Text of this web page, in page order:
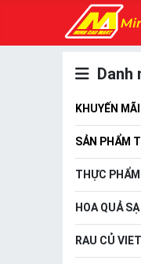
Danh
KHUYẾN
SẢN PHẨM
THỰC
HOA QUẢ
RAU CỦ